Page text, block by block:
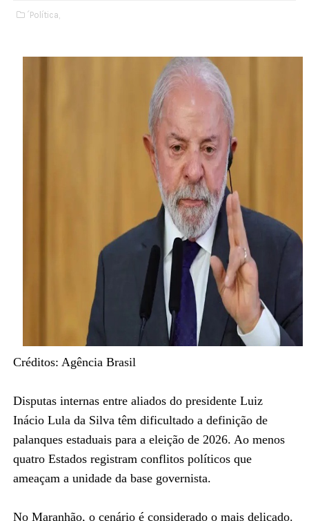
´Política,
Créditos: Agência Brasil
Disputas internas entre aliados do presidente Luiz
Inácio Lula da Silva têm dificultado a definição de
palanques estaduais para a eleição de 2026. Ao menos
quatro Estados registram conflitos políticos que
ameaçam a unidade da base governista.
No Maranhão, o cenário é considerado o mais delicado.